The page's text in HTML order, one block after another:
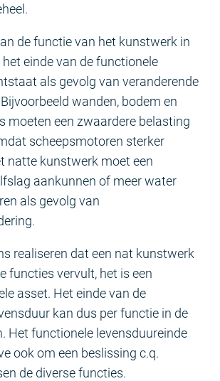
de functie van het kunstwerk in
einde van de functionele
als gevolg van veranderende
wanden, bodem en
moeten een zwaardere belasting
scheepsmotoren sterker
natte kunstwerk moet een
aankunnen of meer water
als gevolg van
realiseren dat een nat kunstwerk
functies vervult, het is een
asset. Het einde van de
kan dus per functie in de
Het functionele levensduureinde
ook om een beslissing c.q.
de diverse functies.